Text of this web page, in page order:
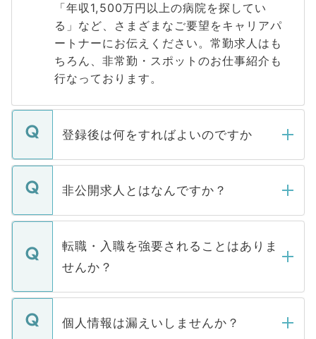
「年収1,500万円以上の病院を探してい
る」など、さまざまなご要望をキャリアパ
ートナーにお伝えください。常勤求人はも
ちろん、非常勤・スポットのお仕事紹介も
行なっております。
登録後は何をすればよいのですか
ご登録いただきましたら、弊社担当者がご
登録内容を確認し、その後メールもしくは
ます。通常、5営業日以内にはご連絡をせて
いただきますので、しばらくお待ちくださ
非公開求人とはなんですか？
マイナビDOCTORで取り扱っている求人の
うち約3割は、Webサイトからご覧いただ
けない「非公開求人」です。非公開求人は
下記の理由によって、一般には公開してい
ません。
■応募殺到を避けるため 人気のある医療機
転職・入職を強要されることはありま
せんか？
転職・入職を強要することは一切ありませ
ん。また、仮に応募先から内定をいただい
個人情報は漏えいしませんか？